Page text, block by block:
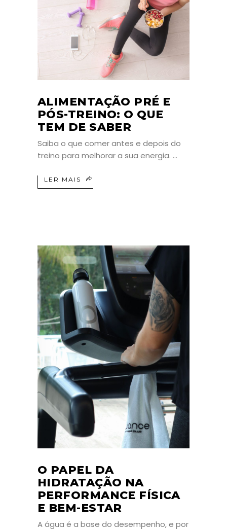
ALIMENTAÇÃO PRÉ E
PÓS-TREINO: O QUE
TEM DE SABER
Saiba o que comer antes e depois do
treino para melhorar a sua energia.
LER MAIS
O PAPEL DA
HIDRATAÇÃO NA
PERFORMANCE FÍSICA
E BEM-ESTAR
A água é a base do desempenho, e por